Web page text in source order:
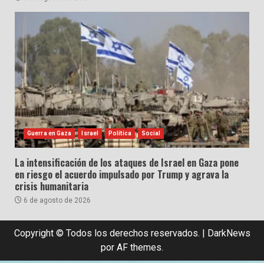
Guerra en Gaza Israel Política Social
La intensificación de los ataques de Israel en Gaza pone
en riesgo el acuerdo impulsado por Trump y agrava la
crisis humanitaria
6 de agosto de 2026
Copyright © Todos los derechos reservados. | DarkNews
por AF themes.